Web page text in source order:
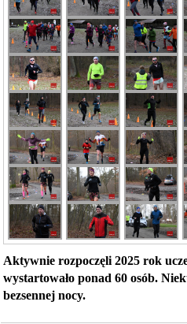
Aktywnie rozpoczęli 2025 rok
wystartowało ponad 60 osób.
bezsennej nocy.